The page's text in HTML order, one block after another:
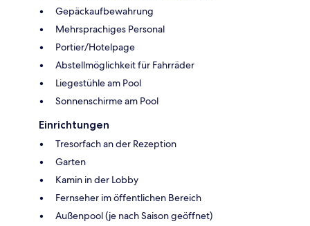
Gepäckaufbewahrung
Mehrsprachiges Personal
Portier/Hotelpage
Abstellmöglichkeit für Fahrräder
Liegestühle am Pool
Sonnenschirme am Pool
Einrichtungen
Tresorfach an der Rezeption
Garten
Kamin in der Lobby
Fernseher im öffentlichen Bereich
Außenpool (je nach Saison geöffnet)